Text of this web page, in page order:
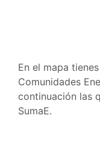
En el mapa
Comunidades
continuación las
SumaE.